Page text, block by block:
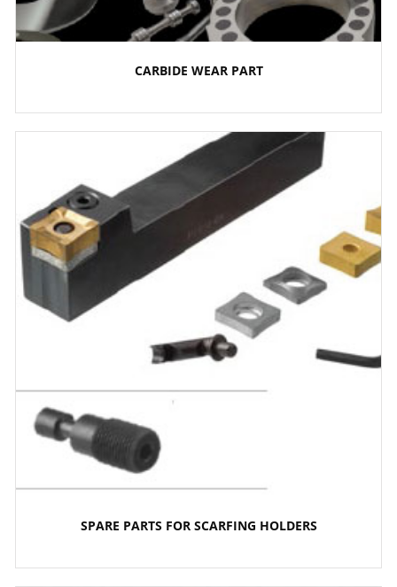
CARBIDE WEAR PART
SPARE PARTS FOR SCARFING HOLDERS